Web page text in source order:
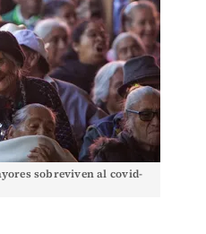
sobreviven al covid-